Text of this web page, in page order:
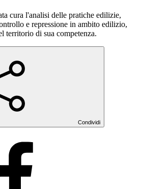
cura l'analisi delle pratiche edilizie,
e repressione in ambito edilizio,
territorio di sua competenza.
Condividi